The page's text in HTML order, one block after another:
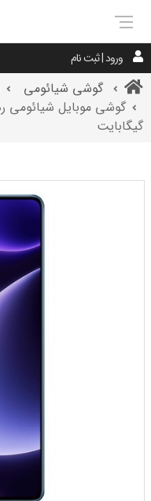
ورود | ثبت نام
گوشی شیائومی
گیگابایت